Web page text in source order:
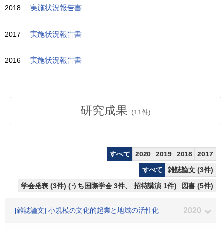
2018 実施状況報告書
2017 実施状況報告書
2016 実施状況報告書
研究成果 (11件)
すべて 2020 2019 2018
2017
すべて
雑誌論文 (3件)
学会発表 (3件) (うち国際学会 3件、 招待講演 1件)
図書 (5件)
[雑誌論文] 小規模の文化的起業と地域の活性化 2020